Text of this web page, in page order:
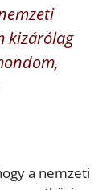
kizárólag
a nemzeti